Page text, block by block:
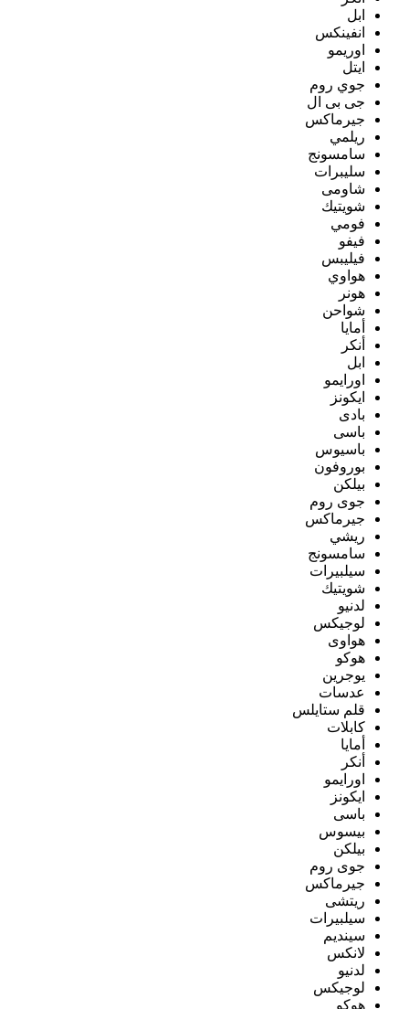
ابل
انفينكس
اوريمو
ايتل
جوي روم
جى بى ال
جيرماكس
ريلمي
سامسونج
سليبرات
شاومى
شويتيك
فومي
فيفو
فيليبس
هواوي
هونر
شواحن
أمايا
أنكر
ابل
اورايمو
ايكونز
بادى
باسى
باسيوس
بوروفون
بيلكن
جوى روم
جيرماكس
ريشي
سامسونج
سيلبيرات
شويتيك
لدنيو
لوجيكس
هواوى
هوكو
يوجرين
عدسات
قلم ستايلس
كابلات
أمايا
أنكر
اورايمو
ايكونز
باسى
بيسوس
بيلكن
جوى روم
جيرماكس
ريتشى
سيلبيرات
سينديم
لانكس
لدنيو
لوجيكس
هوكو